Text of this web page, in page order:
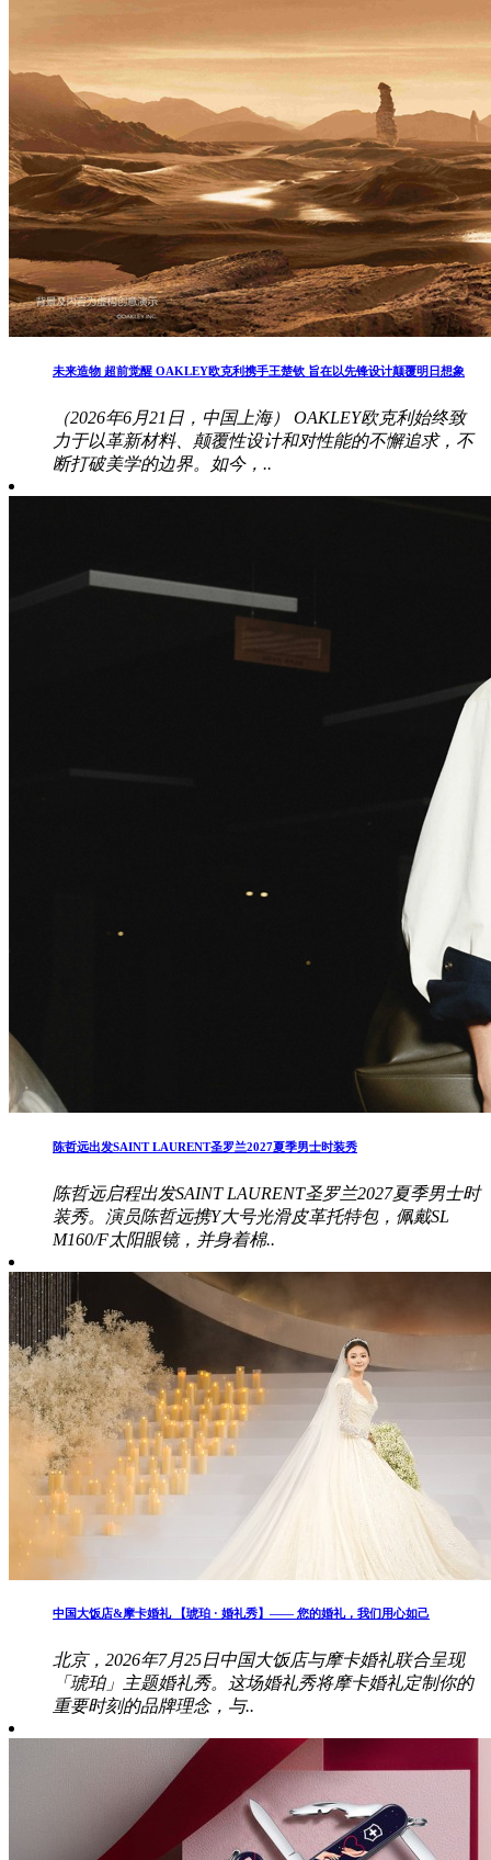
未来造物 超前觉醒 OAKLEY欧克利携手王楚钦 旨在以先锋设计颠覆明日想象
（2026年6月21日，中国上海） OAKLEY欧克利始终致
力于以革新材料、颠覆性设计和对性能的不懈追求，不
断打破美学的边界。如今，..
陈哲远出发SAINT LAURENT圣罗兰2027夏季男士时装秀
陈哲远启程出发SAINT LAURENT圣罗兰2027夏季男士时
装秀。演员陈哲远携Y大号光滑皮革托特包，佩戴SL
M160/F太阳眼镜，并身着棉..
中国大饭店&摩卡婚礼 【琥珀 · 婚礼秀】—— 您的婚礼，我们用心如己
北京，2026年7月25日中国大饭店与摩卡婚礼联合呈现
「琥珀」主题婚礼秀。这场婚礼秀将摩卡婚礼定制你的
重要时刻的品牌理念，与..